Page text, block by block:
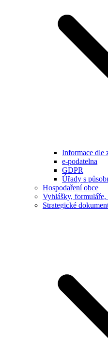
Informace dle
e-podatelna
GDPR
Úřady s
Hospodaření obce
Vyhlášky, formuláře,
Strategické